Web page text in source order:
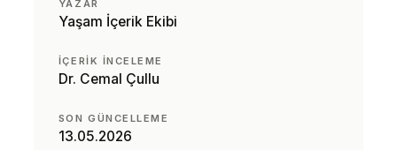
YAZAR
Yaşam İçerik Ekibi
İÇERIK INCELEME
Dr. Cemal Çullu
SON GÜNCELLEME
13.05.2026